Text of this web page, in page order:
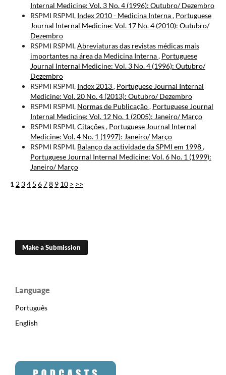
Internal Medicine: Vol. 3 No. 4 (1996): Outubro/ Dezembro
RSPMI RSPMI, Index 2010 - Medicina Interna, Portuguese
Journal Internal Medicine: Vol. 17 No. 4 (2010): Outubro/
Dezembro
RSPMI RSPMI,Abreviaturas das revistas médicas mais
importantes na área da Medicina Interna, Portuguese
Journal Internal Medicine: Vol. 3 No. 4 (1996): Outubro/
Dezembro
RSPMI RSPMI, Index 2013, Portuguese Journal Internal
Medicine: Vol. 20 No. 4 (2013): Outubro/ Dezembro
RSPMI RSPMI, Normas de Publicação, Portuguese Journal
Internal Medicine: Vol. 12 No. 1 (2005): Janeiro/ Março
RSPMI RSPMI,Citações, Portuguese Journal Internal
Medicine: Vol. 4 No. 1 (1997): Janeiro/ Março
RSPMI RSPMI, Balanço da actividade da SPMI em 1998,
Portuguese Journal Internal Medicine: Vol. 6 No. 1 (1999):
Janeiro/ Março
1 2 34 5 678 9 10 > >>
Make a Submission
Language
Português
English